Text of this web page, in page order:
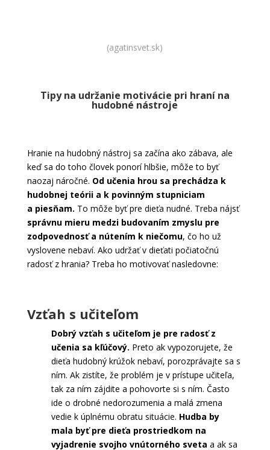
(agatinsvet.sk)
Tipy na udržanie motivácie pri hraní na
hudobné nástroje
Hranie na hudobný nástroj sa začína ako zábava, ale
keď sa do toho človek ponorí hlbšie, môže to byť
naozaj náročné. Od učenia hrou sa prechádza k
hudobnej teórii a k povinným stupniciam
a piesňam. To môže byť pre dieťa nudné. Treba nájsť
správnu mieru medzi budovaním zmyslu pre
zodpovednosť a nútením k niečomu, čo ho už
vyslovene nebaví. Ako udržať v dieťati počiatočnú
radosť z hrania? Treba ho motivovať nasledovne:
Vzťah s učiteľom
Dobrý vzťah s učiteľom je pre radosť z
učenia sa kľúčový. Preto ak vypozorujete, že
dieťa hudobný krúžok nebaví, porozprávajte sa s
ním. Ak zistíte, že problém je v prístupe učiteľa,
tak za ním zájdite a pohovorte si s ním. Často
ide o drobné nedorozumenia a malá zmena
vedie k úplnému obratu situácie. Hudba by
mala byť pre dieťa prostriedkom na
vyjadrenie svojho vnútorného sveta a ak sa